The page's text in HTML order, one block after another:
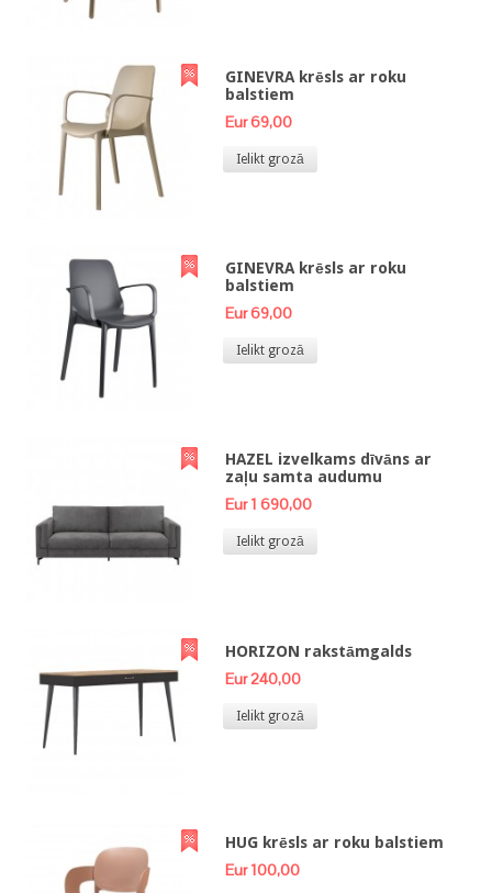
GINEVRA krēsls ar roku
balstiem
Eur 69,00
Ielikt grozā
GINEVRA krēsls ar roku
balstiem
Eur 69,00
Ielikt grozā
HAZEL izvelkams dīvāns ar
zaļu samta audumu
Eur 1 690,00
Ielikt grozā
HORIZON rakstāmgalds
Eur 240,00
Ielikt grozā
HUG krēsls ar roku balstiem
Eur 100,00